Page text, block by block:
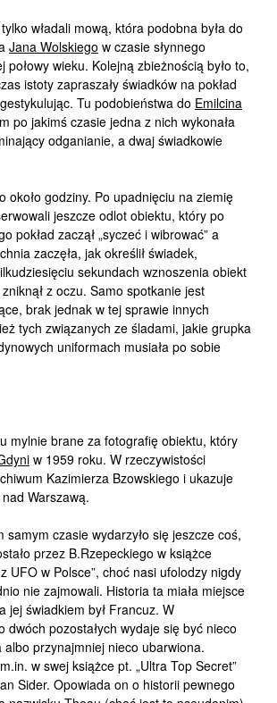
władali mową, która podobna była do
Jana Wolskiego w czasie słynnego
połowy wieku. Kolejną zbieżnością było to,
istoty zapraszały świadków na pokład
Tu podobieństwa do Emilcina
po jakimś czasie jedna z nich wykonała
odganianie, a dwaj świadkowie
około godziny. Po upadnięciu na ziemię
jeszcze odlot obiektu, który po
pokład zaczął „syczeć i wibrować” a
zaczęła, jak określił świadek,
sekundach wznoszenia obiekt
z oczu. Samo spotkanie jest
brak jednak w tej sprawie innych
tych związanych ze śladami, jakie grupka
uniformach musiała po sobie
mylnie brane za fotografię obiektu, który
w 1959 roku. W rzeczywistości
Kazimierza Bzowskiego i ukazuje
Warszawą.
samym czasie wydarzyło się jeszcze coś,
przez B.Rzepeckiego w książce
UFO w Polsce”, choć nasi ufolodzy nigdy
nie zajmowali. Historia ta miała miejsce
jej świadkiem był Francuz. W
dwóch pozostałych wydaje się być nieco
przynajmniej nieco ubarwiona.
w swej książce pt. „Ultra Top Secret”
Sider. Opowiada on o historii pewnego